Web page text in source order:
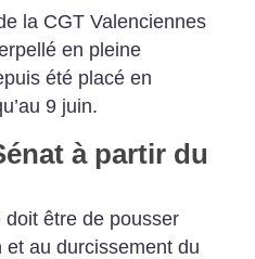
la CGT Valenciennes
en pleine
été placé en
9 juin.
à partir du
être de pousser
au durcissement du